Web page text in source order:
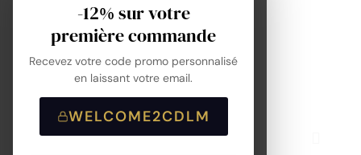
-12% sur votre
première commande
Recevez votre code promo personnalisé
en laissant votre email.
WELCOME2CDLM